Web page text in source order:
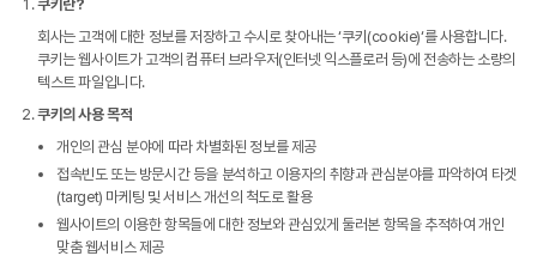
쿠키란?
회사는 고객에 대한 정보를 저장하고 수시로 찾아내는 ‘쿠키(cookie)‘를 사용합니다.
쿠키는 웹사이트가 고객의 컴퓨터 브라우저(인터넷 익스플로러 등)에 전송하는 소량의
텍스트 파일입니다.
쿠키의 사용 목적
개인의 관심 분야에 따라 차별화된 정보를 제공
접속빈도 또는 방문시간 등을 분석하고 이용자의 취향과 관심분야를 파악하여 타겟
(target) 마케팅 및 서비스 개선의 척도로 활용
웹사이트의 이용한 항목들에 대한 정보와 관심있게 둘러본 항목을 추적하여 개인
맞춤 웹서비스 제공